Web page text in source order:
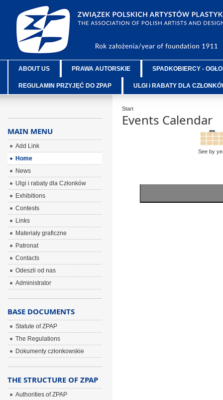
ABOUT US PRAWA AUTORSKIE SPADKOBIERCY -
REGULAMIN PRZYJĘĆ DO ZPAP ULGI i RABATY DLA
Start
Events Calendar
See by
MAIN MENU
Add Link
Home
News
Ulgi i rabaty dla Członków
Exhibitions
Contests
Links
Materiały graficzne
Patronat
Contacts
Odeszli od nas
Administrator
BASE DOCUMENTS
Statute of ZPAP
The Regulations
Dokumenty członkowskie
THE STRUCTURE OF ZPAP
Authorities of ZPAP